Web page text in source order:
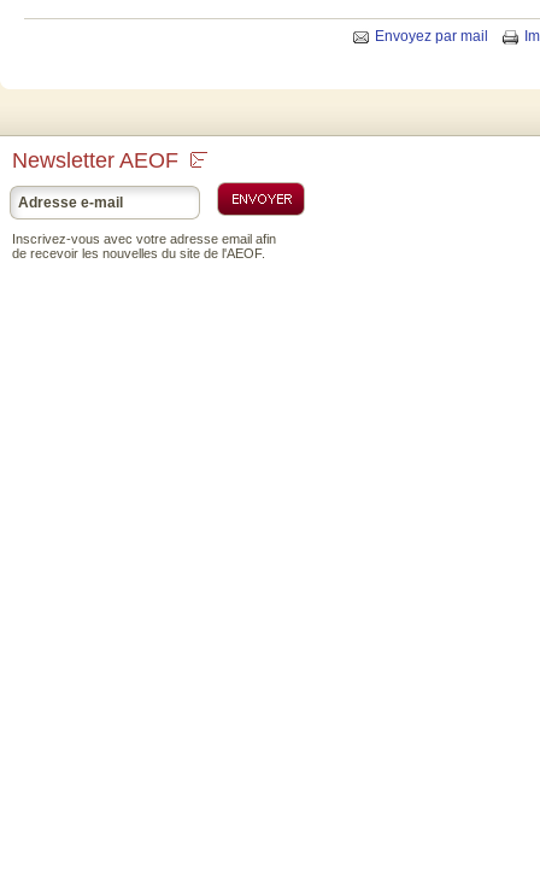
Envoyez par mail
Newsletter AEOF
Inscrivez-vous avec votre adresse email afin
de recevoir les nouvelles du site de l'AEOF.